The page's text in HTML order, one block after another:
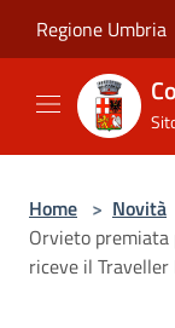
Regione Umbria
Home > Novità
Orvieto premiata
riceve il